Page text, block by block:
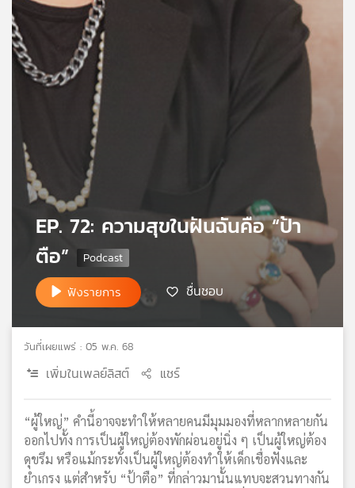
เกี่ยว
กับ
เรา
ข่าย
วิทยุ
ไทย
แผนที่
เครือ
ข่าย
EP. 72: ความสุขในฝันฉันคือ “ป้า
ตือ”
ฟังรายการ ชื่นชอบ
วันที่เผยแพร่ : 05 พ.ค. 68
เพิ่มในเพลย์ลิสต์ แชร์
“ผู้ใหญ่” คำนี้อาจจะทำให้หลายคนมีมุมมองที่หลากหลายกัน
ออกไปทั้ง การเป็นผู้ใหญ่ต้องพักผ่อนอยู่นิ่ง ๆ เป็นผู้ใหญ่ต้อง
ดุขรึม หรือแม้กระทั่งเป็นผู้ใหญ่ต้องทำให้เด็กเชื่อฟังและ
ยำเกรง แต่สำหรับ “ป้าตือ” ที่กล่าวมานั้นแทบจะสวนทางกัน